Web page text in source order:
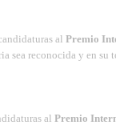
al Premio
sea reconocida y en su
al Premio